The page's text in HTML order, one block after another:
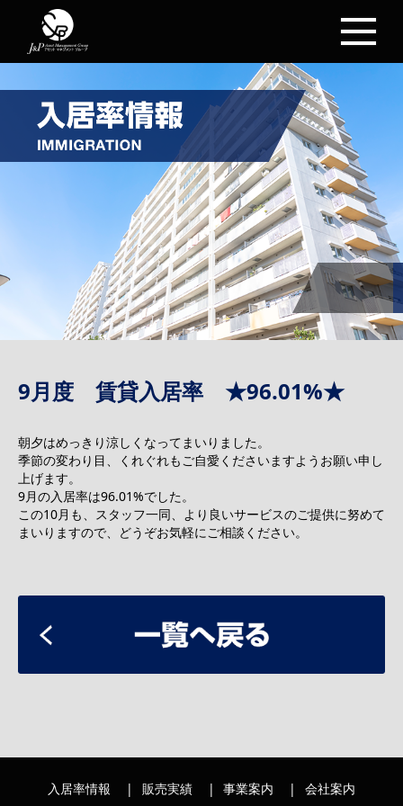
9月度 賃貸入居率 ★96.01%★
朝夕はめっきり涼しくなってまいりました。
季節の変わり目、くれぐれもご自愛くださいますようお願い申し
上げます。
9月の入居率は96.01%でした。
この10月も、スタッフ一同、より良いサービスのご提供に努めて
まいりますので、どうぞお気軽にご相談ください。
入居率情報 販売実績 事業案内 会社案内